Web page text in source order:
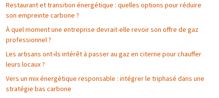
Restaurant et transition énergétique : quelles options pour réduire
son empreinte carbone ?
À quel moment une entreprise devrait-elle revoir son offre de gaz
professionnel ?
Les artisans ont-ils intérêt à passer au gaz en citerne pour chauffer
leurs locaux ?
Vers un mix énergétique responsable : intégrer le triphasé dans une
stratégie bas carbone